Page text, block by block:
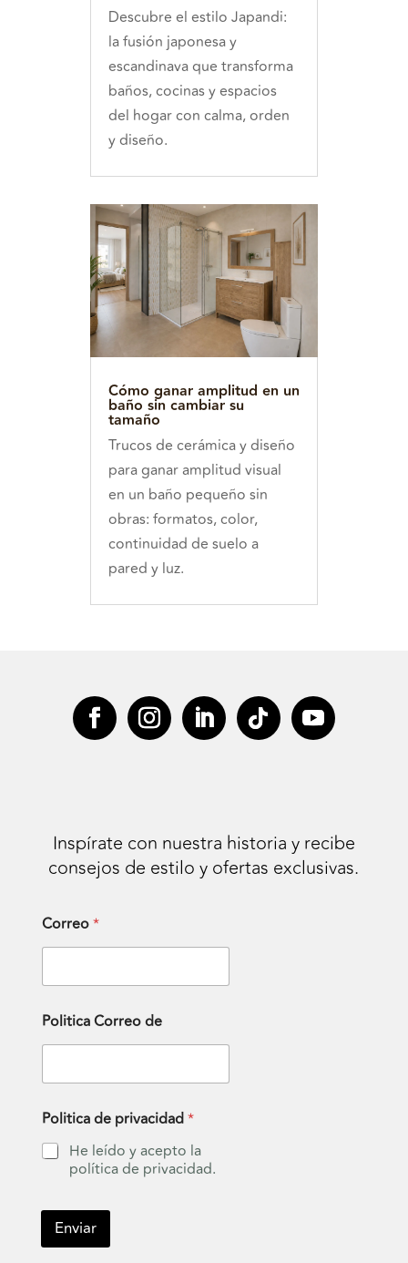
Descubre el estilo Japandi:
la fusión japonesa y
escandinava que transforma
baños, cocinas y espacios
del hogar con calma, orden
y diseño.
Cómo ganar amplitud en un
baño sin cambiar su
tamaño
Trucos de cerámica y diseño
para ganar amplitud visual
en un baño pequeño sin
obras: formatos, color,
continuidad de suelo a
pared y luz.
Inspírate con nuestra historia y recibe
consejos de estilo y ofertas exclusivas.
Correo*
Politica Correo de
Politica de privacidad*
He leído y acepto la
política de privacidad.
Enviar